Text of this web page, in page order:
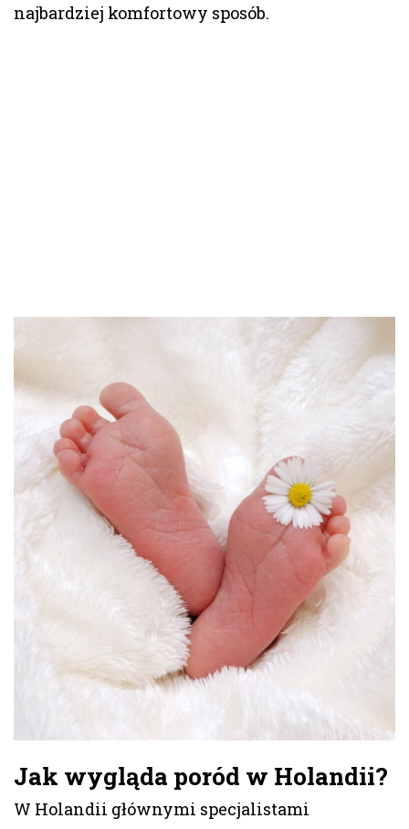
najbardziej komfortowy sposób.
Jak wygląda poród w Holandii?
W Holandii głównymi specjalistami